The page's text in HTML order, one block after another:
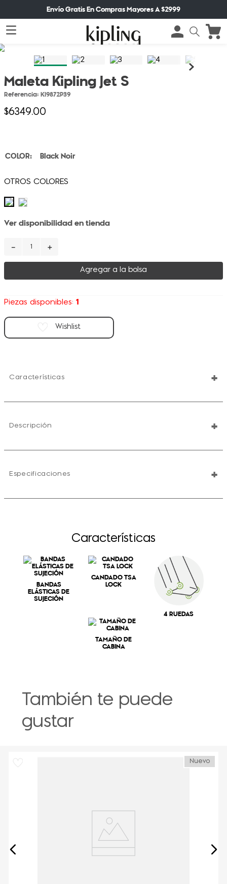
Envío Gratis En Compras Mayores A $2999
Maleta Kipling Jet S
Referencia: KI9872P39
$6349.00
Black Noir
Ver disponibilidad en tienda
＋
－
Agregar a la bolsa
Piezas disponibles: 1
Características +
Descripción +
Especificaciones +
Características
BANDAS
ELÁSTICAS DE
SUJECIÓN
CANDADO TSA
LOCK
4 RUEDAS
TAMAÑO DE
CABINA
También te puede
gustar
Nuevo